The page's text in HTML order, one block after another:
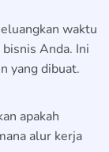
waktu
Anda. Ini
yang dibuat.
apakah
alur kerja